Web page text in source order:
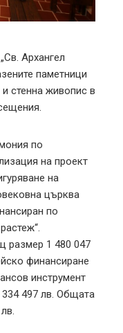
Архангел
паметници
стенна живопис в
по
на проект
на
църква
по
размер 1 480 047
финансиране
инструмент
497 лв. Общата